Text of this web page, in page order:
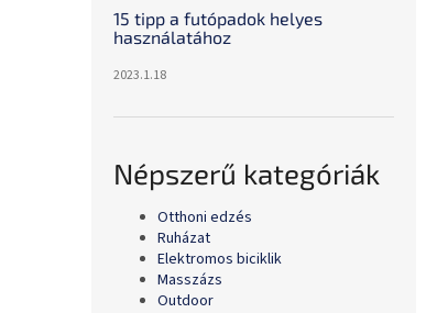
15 tipp a futópadok helyes
használatához
2023.1.18
Népszerű kategóriák
Otthoni edzés
Ruházat
Elektromos biciklik
Masszázs
Outdoor